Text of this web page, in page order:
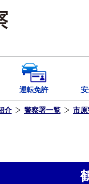
運転免許
介 警察署一覧 市原